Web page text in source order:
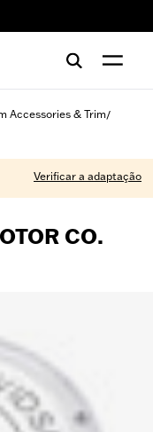
Accessories & Trim/
Verificar a adaptação
CO.